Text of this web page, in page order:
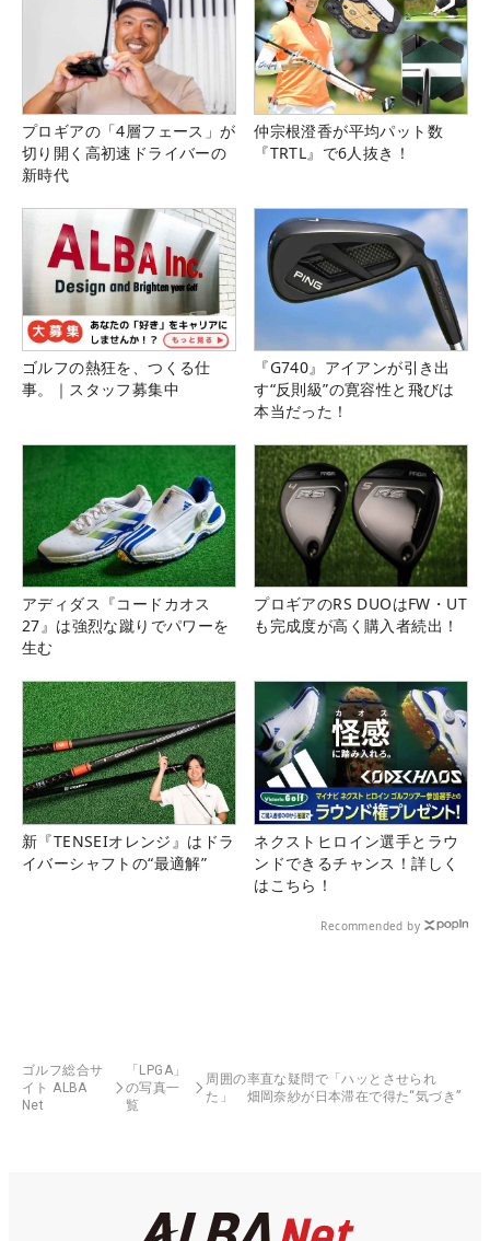
プロギアの「4層フェース」が
切り開く高初速ドライバーの
新時代
仲宗根澄香が平均パット数
『TRTL』で6人抜き！
ゴルフの熱狂を、つくる仕
事。｜スタッフ募集中
『G740』アイアンが引き出
す“反則級”の寛容性と飛びは
本当だった！
アディダス『コードカオス
27』は強烈な蹴りでパワーを
生む
プロギアのRS DUOはFW・UT
も完成度が高く購入者続出！
新『TENSEIオレンジ』はドラ
イバーシャフトの“最適解”
ネクストヒロイン選手とラウ
ンドできるチャンス！詳しく
はこちら！
Recommended by
ゴルフ総合サ
イト ALBA
Net
「LPGA」
の写真一
覧
周囲の率直な疑問で「ハッとさせられ
た」 畑岡奈紗が日本滞在で得た“気づき”